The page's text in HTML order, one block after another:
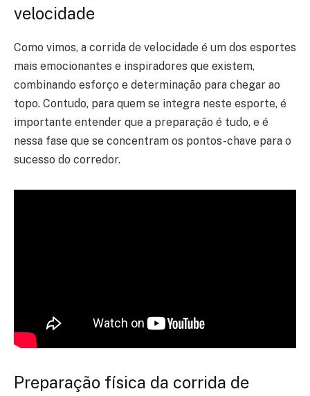
velocidade
Como vimos, a corrida de velocidade é um dos esportes
mais emocionantes e inspiradores que existem,
combinando esforço e determinação para chegar ao
topo. Contudo, para quem se integra neste esporte, é
importante entender que a preparação é tudo, e é
nessa fase que se concentram os pontos-chave para o
sucesso do corredor.
Preparação física da corrida de